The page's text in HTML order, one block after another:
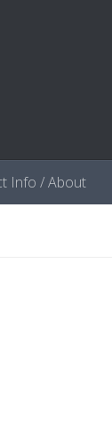
Info / About